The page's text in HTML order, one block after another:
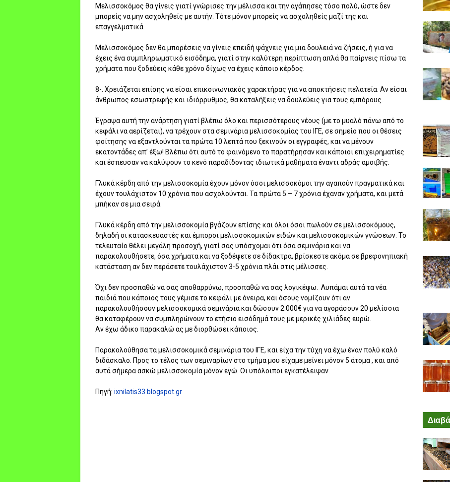
Μελισσοκόμος θα γίνεις γιατί γνώρισες την μέλισσα και την αγάπησες τόσο πολύ, ώστε δεν
μπορείς να μην ασχοληθείς με αυτήν. Τότε μόνον μπορείς να ασχοληθείς μαζί της και
επαγγελματικά.
Μελισσοκόμος δεν θα μπορέσεις να γίνεις επειδή ψάχνεις για μια δουλειά να ζήσεις, ή για να
έχεις ένα συμπληρωματικό εισόδημα, γιατί στην καλύτερη περίπτωση απλά θα παίρνεις πίσω τα
χρήματα που ξοδεύεις κάθε χρόνο δίχως να έχεις κάποιο κέρδος.
8-. Χρειάζεται επίσης να είσαι επικοινωνιακός χαρακτήρας για να αποκτήσεις πελατεία. Αν είσαι
άνθρωπος εσωστρεφής και ιδιόρρυθμος, θα καταλήξεις να δουλεύεις για τους εμπόρους.
Έγραψα αυτή την ανάρτηση γιατί βλέπω όλο και περισσότερους νέους (με το μυαλό πάνω από το
κεφάλι να αερίζεται), να τρέχουν στα σεμινάρια μελισσοκομίας του ΙΓΕ, σε σημείο που οι θέσεις
φοίτησης να εξαντλούνται τα πρώτα 10 λεπτά που ξεκινούν οι εγγραφές, και να μένουν
εκατοντάδες απ’ έξω! Βλέπω ότι αυτό το φαινόμενο το παρατήρησαν και κάποιοι επιχειρηματίες
και έσπευσαν να καλύψουν το κενό παραδίδοντας ιδιωτικά μαθήματα έναντι αδράς αμοιβής.
Γλυκά κέρδη από την μελισσοκομία έχουν μόνον όσοι μελισσοκόμοι την αγαπούν πραγματικά και
έχουν τουλάχιστον 10 χρόνια που ασχολούνται. Τα πρώτα 5 – 7 χρόνια έχαναν χρήματα, και μετά
μπήκαν σε μια σειρά.
Γλυκά κέρδη από την μελισσοκομία βγάζουν επίσης και όλοι όσοι πωλούν σε μελισσοκόμους,
δηλαδή οι κατασκευαστές και έμποροι μελισσοκομικών ειδών και μελισσοκομικών γνώσεων. Το
τελευταίο θέλει μεγάλη προσοχή, γιατί σας υπόσχομαι ότι όσα σεμινάρια και να
παρακολουθήσετε, όσα χρήματα και να ξοδέψετε σε δίδακτρα, βρίσκεστε ακόμα σε βρεφονηπιακή
κατάσταση αν δεν περάσετε τουλάχιστον 3-5 χρόνια πλάι στις μέλισσες.
Όχι δεν προσπαθώ να σας αποθαρρύνω, προσπαθώ να σας λογικέψω. Λυπάμαι αυτά τα νέα
παιδιά που κάποιος τους γέμισε το κεφάλι με όνειρα, και όσους νομίζουν ότι αν
παρακολουθήσουν μελισσοκομικά σεμινάρια και δώσουν 2.000€ για να αγοράσουν 20 μελίσσια
θα καταφέρουν να συμπληρώνουν το ετήσιο εισόδημά τους με μερικές χιλιάδες ευρώ.
Αν έχω άδικο παρακαλώ ας με διορθώσει κάποιος.
Παρακολούθησα τα μελισσοκομικά σεμινάρια του ΙΓΕ, και είχα την τύχη να έχω έναν πολύ καλό
διδάσκαλο. Προς το τέλος των σεμιναρίων στο τμήμα μου είχαμε μείνει μόνον 5 άτομα , και από
αυτά σήμερα ασκώ μελισσοκομία μόνον εγώ. Οι υπόλοιποι εγκατέλειψαν.
Πηγή: ixnilatis33.blogspot.gr